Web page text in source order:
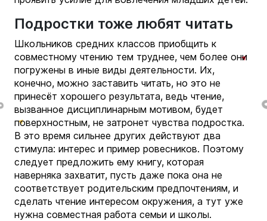
Подростки тоже любят читать
Школьников средних классов приобщить к
совместному чтению тем труднее, чем более они
погружены в иные виды деятельности. Их,
конечно, можно заставить читать, но это не
принесёт хорошего результата, ведь чтение,
вызванное дисциплинарным мотивом, будет
поверхностным, не затронет чувства подростка.
В это время сильнее других действуют два
стимула: интерес и пример ровесников. Поэтому
следует предложить ему книгу, которая
наверняка захватит, пусть даже пока она не
соответствует родительским предпочтениям, и
сделать чтение интересом окружения, а тут уже
нужна совместная работа семьи и школы.